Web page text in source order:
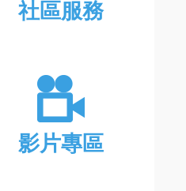
社區服務
影片專區